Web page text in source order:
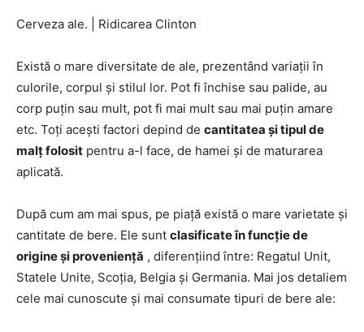
Cerveza ale. Ridicarea Clinton
Există o mare diversitate de ale, prezentând variații în
culorile, corpul și stilul lor. Pot fi închise sau palide, au
corp puțin sau mult, pot fi mai mult sau mai puțin amare
etc. Toți acești factori depind de cantitatea și tipul de
malț folosit pentru a-l face, de hamei și de maturarea
aplicată.
După cum am mai spus, pe piață există o mare varietate și
cantitate de bere. Ele sunt clasificate în funcție de
origine și proveniență , diferențiind între: Regatul Unit,
Statele Unite, Scoția, Belgia și Germania. Mai jos detaliem
cele mai cunoscute și mai consumate tipuri de bere ale: